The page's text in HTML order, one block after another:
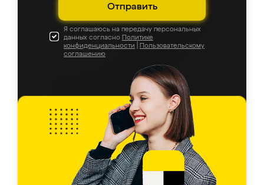
Отправить
Я соглашаюсь на передачу персональных
данных согласно Политике
конфиденциальности
Пользовательскому
соглашению